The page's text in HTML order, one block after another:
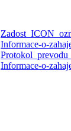
Informace-o-
Informace-o-